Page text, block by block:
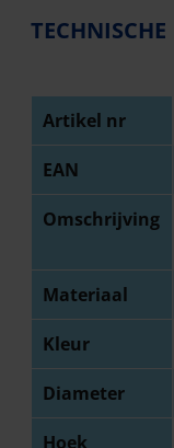
Artikel nr
EAN
Omschrijving
Materiaal
Kleur
Diameter
Hoek